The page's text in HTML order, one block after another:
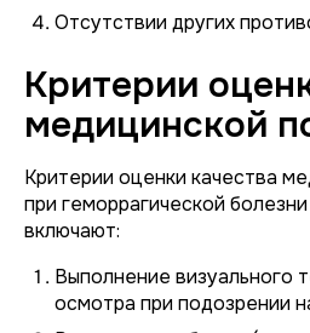
Отсутствии других
Критерии
медицинской
Критерии оценки качества
при геморрагической
включают:
Выполнение визуального
осмотра при подозрении